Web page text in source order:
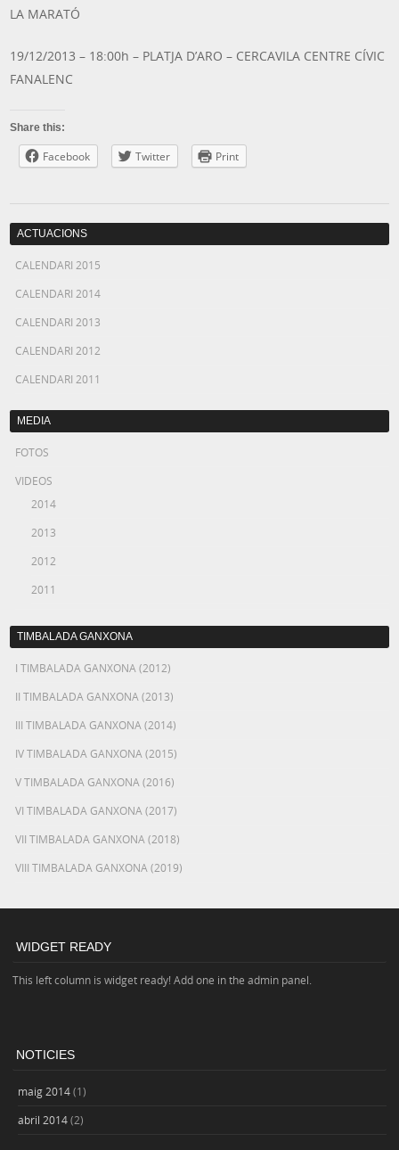
LA MARATÓ
19/12/2013 – 18:00h – PLATJA D’ARO – CERCAVILA CENTRE CÍVIC
FANALENC
Share this:
Facebook Twitter Print
ACTUACIONS
CALENDARI 2015
CALENDARI 2014
CALENDARI 2013
CALENDARI 2012
CALENDARI 2011
MEDIA
FOTOS
VIDEOS
2014
2013
2012
2011
TIMBALADA GANXONA
I TIMBALADA GANXONA (2012)
II TIMBALADA GANXONA (2013)
III TIMBALADA GANXONA (2014)
IV TIMBALADA GANXONA (2015)
V TIMBALADA GANXONA (2016)
VI TIMBALADA GANXONA (2017)
VII TIMBALADA GANXONA (2018)
VIII TIMBALADA GANXONA (2019)
WIDGET READY
This left column is widget ready! Add one in the admin panel.
NOTICIES
maig 2014(1)
abril 2014(2)